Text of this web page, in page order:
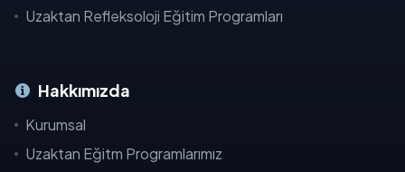
Uzaktan Refleksoloji Eğitim Programları
Hakkımızda
Kurumsal
Uzaktan Eğitm Programlarımız